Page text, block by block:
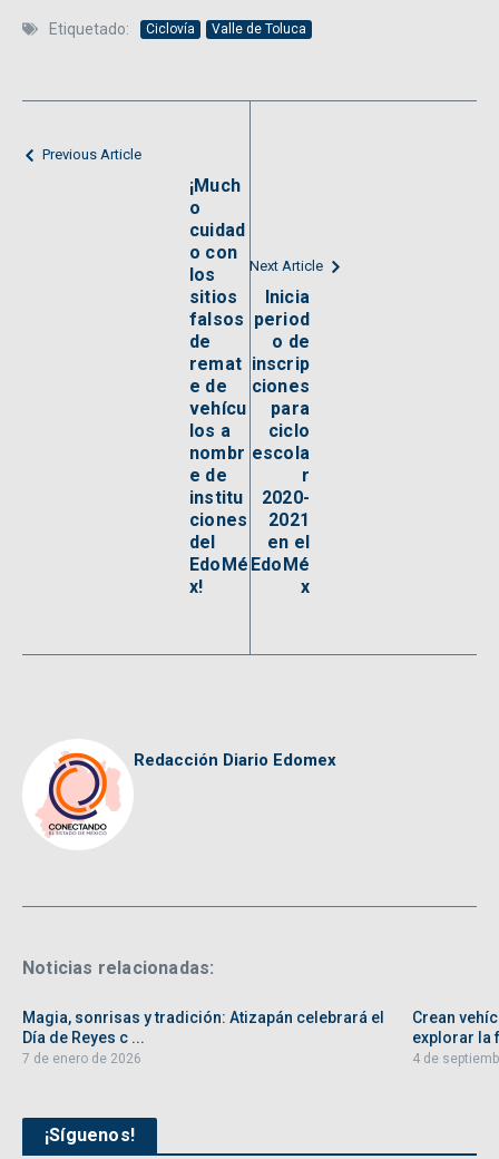
Etiquetado: Ciclovía Valle de Toluca
Previous Article
¡Much
o
cuidad
o con
los
sitios
falsos
de
remat
e de
vehícu
los a
nombr
e de
institu
ciones
del
EdoMé
x!
Next Article
Inicia
period
o de
inscrip
ciones
para
ciclo
escola
r
2020-
2021
en el
EdoMé
x
Redacción Diario Edomex
Noticias relacionadas:
Magia, sonrisas y tradición: Atizapán celebrará el
Día de Reyes c ...
7 de enero de 2026
Crean
explorar la
4 de
¡Síguenos!